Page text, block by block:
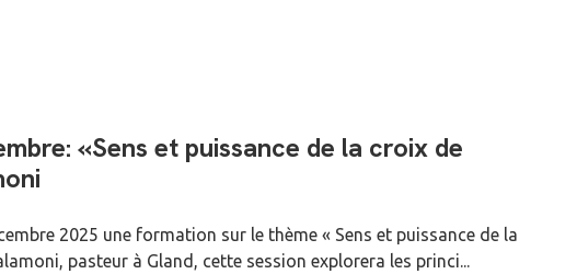
«Sens et puissance de la croix de
2025 une formation sur le thème « Sens et puissance de la
pasteur à Gland, cette session explorera les princi...